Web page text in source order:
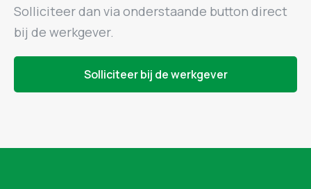
Solliciteer dan via onderstaande button direct
bij de werkgever.
Solliciteer bij de werkgever